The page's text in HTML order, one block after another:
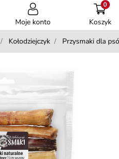
Moje konto Koszyk
0
Kołodziejczyk Przysmaki dla